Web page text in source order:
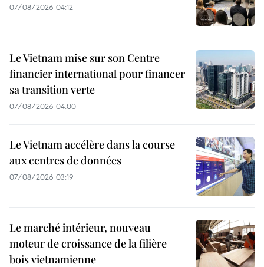
07/08/2026 04:12
Le Vietnam mise sur son Centre
financier international pour financer
sa transition verte
07/08/2026 04:00
Le Vietnam accélère dans la course
aux centres de données
07/08/2026 03:19
Le marché intérieur, nouveau
moteur de croissance de la filière
bois vietnamienne